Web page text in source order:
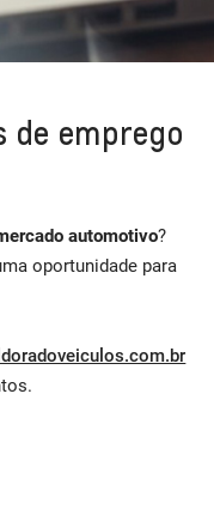
de emprego
automotivo?​
oportunidade para